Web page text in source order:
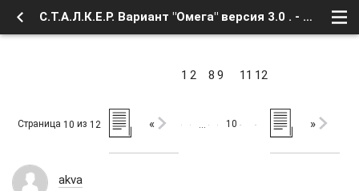
С.Т.А.Л.К.Е.Р. Вариант "Омега" версия 3.0 . - Страница 10 - Форум
Страница 10 из 12 «
1 2
…
8 9
10
11 12
»
akva